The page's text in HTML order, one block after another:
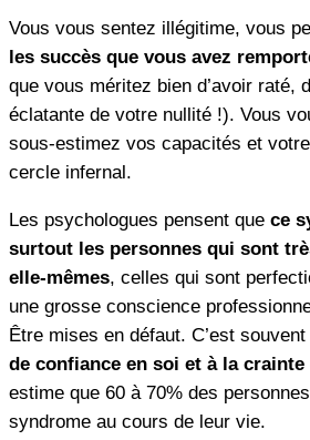
Vous vous sentez illégitime, vous
les succès que vous avez
que vous méritez bien d’avoir raté,
éclatante de votre nullité !). Vous
sous-estimez vos capacités et
cercle infernal.
Les psychologues pensent que ce
surtout les personnes qui sont
elle-mêmes, celles qui sont
une grosse conscience
Être mises en défaut. C’est
de confiance en soi et à la crainte
estime que 60 à 70% des
syndrome au cours de leur vie.